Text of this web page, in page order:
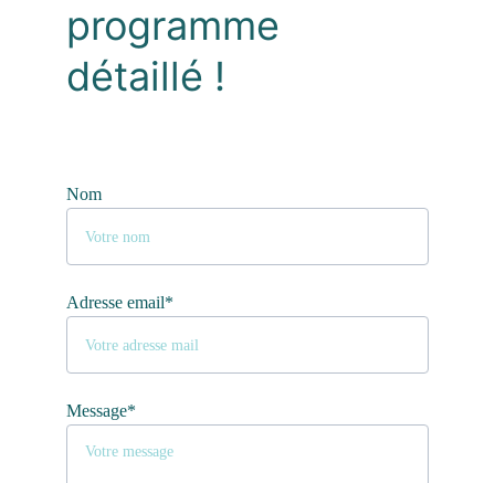
Nom
Adresse email*
Message*
programme
détaillé !